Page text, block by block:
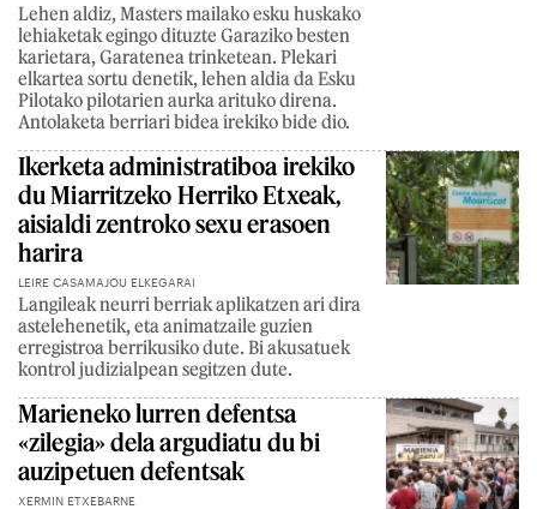
Lehen aldiz, Masters mailako esku huskako
lehiaketak egingo dituzte Garaziko besten
karietara, Garatenea trinketean. Plekari
elkartea sortu denetik, lehen aldia da Esku
Pilotako pilotarien aurka arituko direna.
Antolaketa berriari bidea irekiko bide dio.
Ikerketa administratiboa irekiko
du Miarritzeko Herriko Etxeak,
aisialdi zentroko sexu erasoen
harira
LEIRE CASAMAJOU ELKEGARAI
Langileak neurri berriak aplikatzen ari dira
astelehenetik, eta animatzaile guzien
erregistroa berrikusiko dute. Bi akusatuek
kontrol judizialpean segitzen dute.
Marieneko lurren defentsa
«zilegia» dela argudiatu du bi
auzipetuen defentsak
XERMIN ETXEBARNE